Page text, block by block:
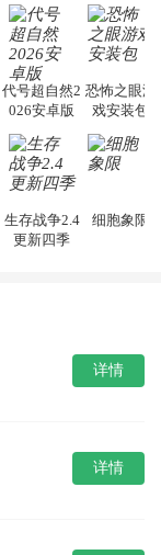
代号超自然2
026安卓版
恐怖之眼游
戏安装包
生存战争2.4
更新四季
细胞象限
详情
详情